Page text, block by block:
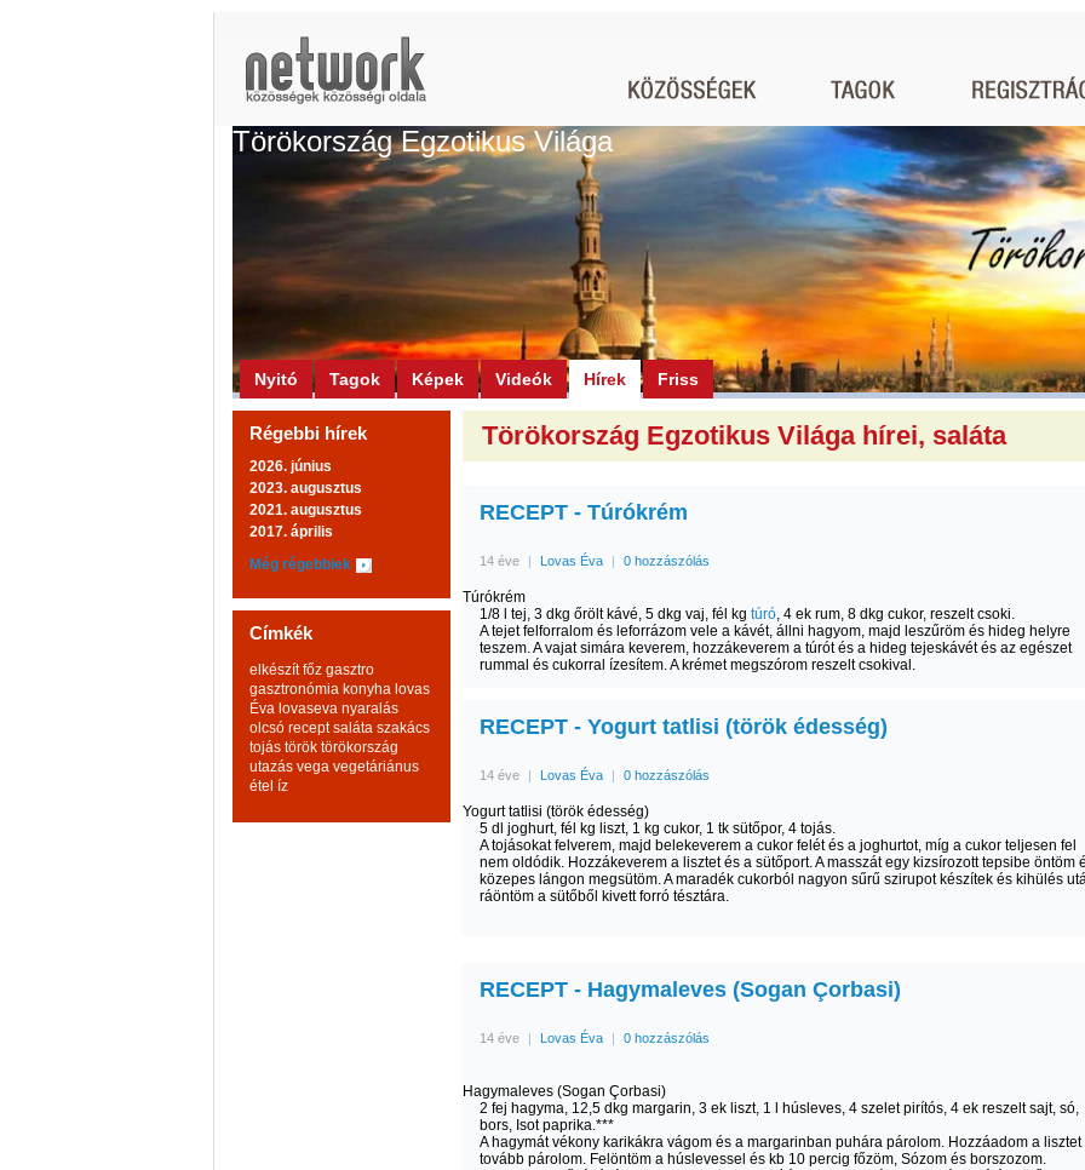
Törökország Egzotikus Világa
Nyitó Tagok Képek Videók Hírek Friss
Régebbi hírek
2026. június
2023. augusztus
2021. augusztus
2017. április
Még régebbiek
Címkék
elkészít főz gasztro
gasztronómia konyha lovas
Éva lovaseva nyaralás
olcsó recept saláta szakács
tojás török törökország
utazás vega vegetáriánus
étel íz
Törökország Egzotikus Világa hírei, saláta
RECEPT - Túrókrém
14 éve | Lovas Éva | 0 hozzászólás
Túrókrém
1/8 l tej, 3 dkg őrölt kávé, 5 dkg vaj, fél kg túró, 4 ek rum, 8 dkg cukor, reszelt csoki.
A tejet felforralom és leforrázom vele a kávét, állni hagyom, majd leszűröm és hideg helyre
teszem. A vajat simára keverem, hozzákeverem a túrót és a hideg tejeskávét és az egészet
rummal és cukorral ízesítem. A krémet megszórom reszelt csokival.
RECEPT - Yogurt tatlisi (török édesség)
14 éve | Lovas Éva | 0 hozzászólás
Yogurt tatlisi (török édesség)
5 dl joghurt, fél kg liszt, 1 kg cukor, 1 tk sütőpor, 4 tojás.
A tojásokat felverem, majd belekeverem a cukor felét és a joghurtot, míg a cukor teljesen fel
nem oldódik. Hozzákeverem a lisztet és a sütőport. A masszát egy kizsírozott tepsibe öntöm
közepes lángon megsütöm. A maradék cukorból nagyon sűrű szirupot készítek és kihülés
ráöntöm a sütőből kivett forró tésztára.
RECEPT - Hagymaleves (Sogan Çorbasi)
14 éve | Lovas Éva | 0 hozzászólás
Hagymaleves (Sogan Çorbasi)
2 fej hagyma, 12,5 dkg margarin, 3 ek liszt, 1 l húsleves, 4 szelet pirítós, 4 ek reszelt sajt, só,
bors, Isot paprika.***
A hagymát vékony karikákra vágom és a margarinban puhára párolom. Hozzáadom a lisztet
tovább párolom. Felöntöm a húslevessel és kb 10 percig főzöm, Sózom és borszozom.